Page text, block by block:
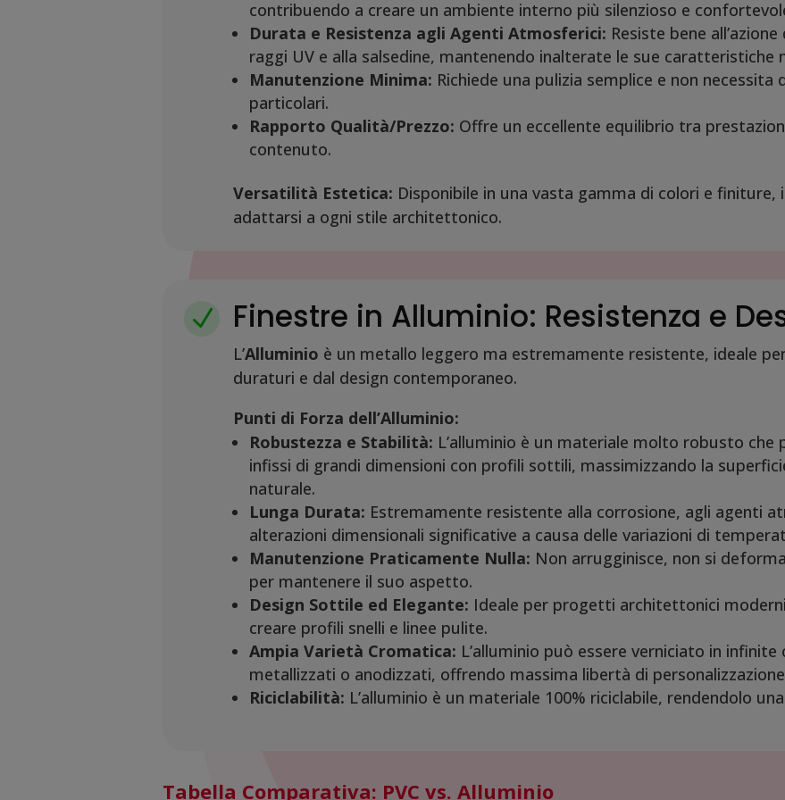
contribuendo a creare un ambiente interno più silenzioso e
Durata e Resistenza agli Agenti Atmosferici: Resiste bene
raggi UV e alla salsedine, mantenendo inalterate le sue caratteristiche
Manutenzione Minima: Richiede una pulizia semplice e non
particolari.
Rapporto Qualità/Prezzo: Offre un eccellente equilibrio tra
contenuto.
Versatilità Estetica: Disponibile in una vasta gamma di colori e
adattarsi a ogni stile architettonico.
N Finestre in Alluminio: Resistenza e
L’Alluminio è un metallo leggero ma estremamente resistente, ideale
duraturi e dal design contemporaneo.
Punti di Forza dell’Alluminio:
Robustezza e Stabilità: L’alluminio è un materiale molto robusto che
infissi di grandi dimensioni con profili sottili, massimizzando la
naturale.
Lunga Durata: Estremamente resistente alla corrosione, agli agenti
alterazioni dimensionali significative a causa delle variazioni di
Manutenzione Praticamente Nulla: Non arrugginisce, non si
per mantenere il suo aspetto.
Design Sottile ed Elegante: Ideale per progetti architettonici
creare profili snelli e linee pulite.
Ampia Varietà Cromatica: L’alluminio può essere verniciato in
metallizzati o anodizzati, offrendo massima libertà di
Riciclabilità: L’alluminio è un materiale 100% riciclabile, rendendolo
Tabella Comparativa: PVC vs. Alluminio